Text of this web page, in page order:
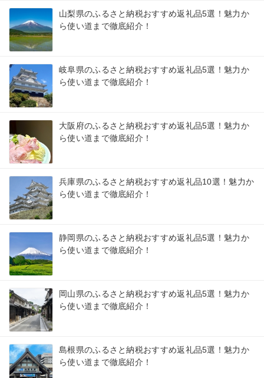
山梨県のふるさと納税おすすめ返礼品5選！魅力か
ら使い道まで徹底紹介！
岐阜県のふるさと納税おすすめ返礼品5選！魅力か
ら使い道まで徹底紹介！
大阪府のふるさと納税おすすめ返礼品5選！魅力か
ら使い道まで徹底紹介！
兵庫県のふるさと納税おすすめ返礼品10選！魅力か
ら使い道まで徹底紹介！
静岡県のふるさと納税おすすめ返礼品5選！魅力か
ら使い道まで徹底紹介！
岡山県のふるさと納税おすすめ返礼品5選！魅力か
ら使い道まで徹底紹介！
島根県のふるさと納税おすすめ返礼品5選！魅力か
ら使い道まで徹底紹介！